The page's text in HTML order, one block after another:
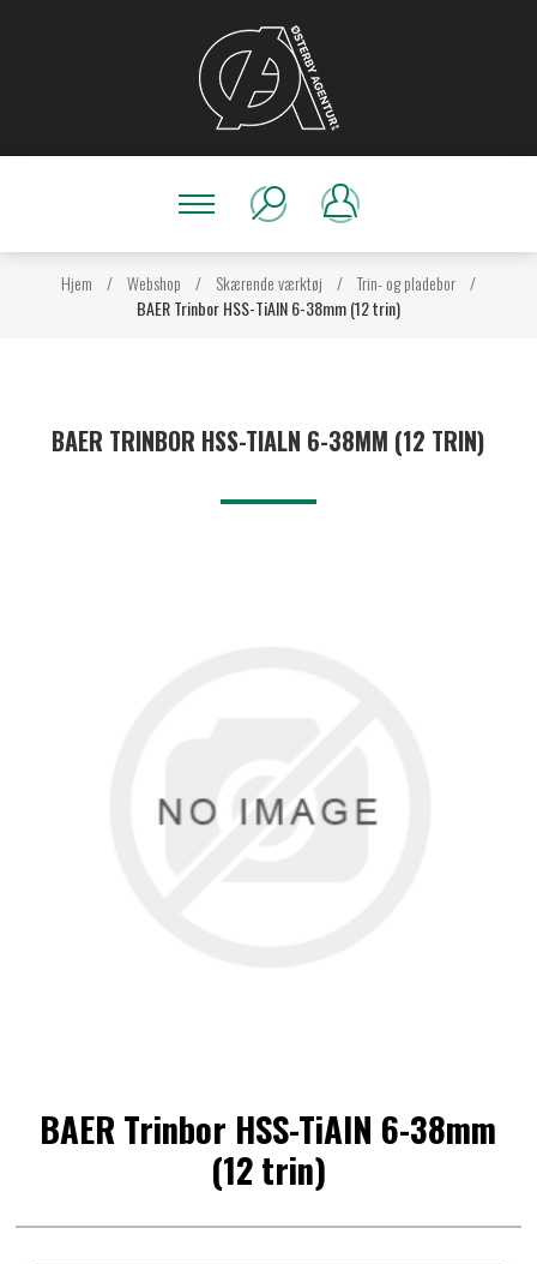
Hjem / Webshop / Skærende værktøj / Trin- og pladebor /
BAER Trinbor HSS-TiAlN 6-38mm (12 trin)
BAER TRINBOR HSS-TIALN 6-38MM (12 TRIN)
BAER Trinbor HSS-TiAlN 6-38mm
(12 trin)